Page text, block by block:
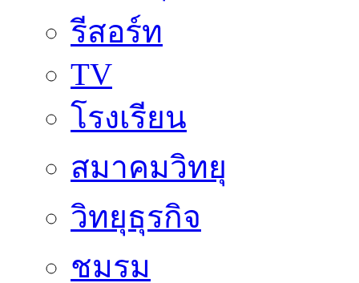
รีสอร์ท
TV
โรงเรียน
สมาคมวิทยุ
วิทยุธุรกิจ
ชมรม